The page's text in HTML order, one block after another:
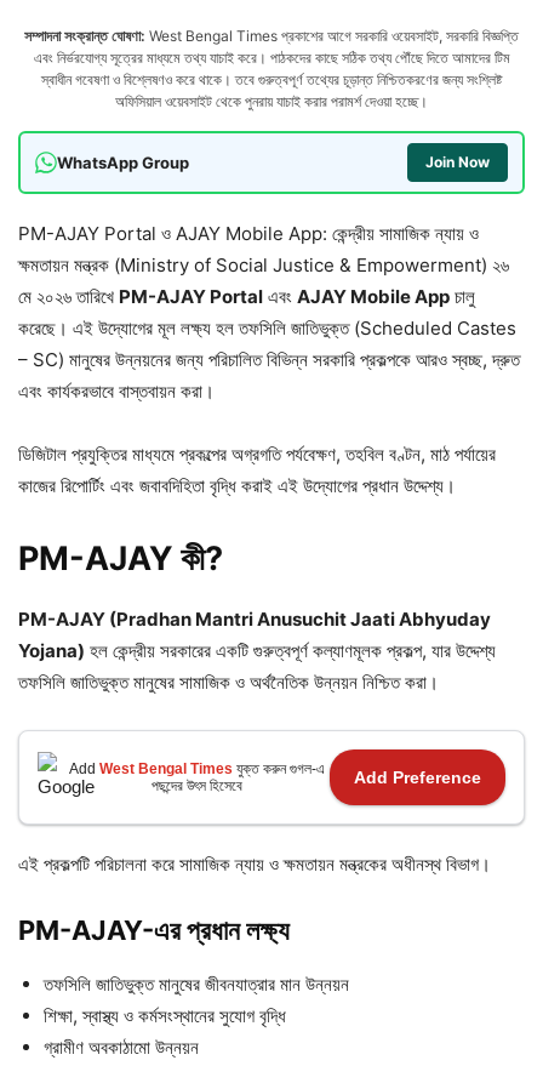
সম্পাদনা সংক্রান্ত ঘোষণা: West Bengal Times প্রকাশের আগে সরকারি ওয়েবসাইট, সরকারি বিজ্ঞপ্তি
এবং নির্ভরযোগ্য সূত্রের মাধ্যমে তথ্য যাচাই করে। পাঠকদের কাছে সঠিক তথ্য পৌঁছে দিতে আমাদের টিম
স্বাধীন গবেষণা ও বিশ্লেষণও করে থাকে। তবে গুরুত্বপূর্ণ তথ্যের চূড়ান্ত নিশ্চিতকরণের জন্য সংশ্লিষ্ট
অফিসিয়াল ওয়েবসাইট থেকে পুনরায় যাচাই করার পরামর্শ দেওয়া হচ্ছে।
WhatsApp Group Join Now
PM-AJAY Portal ও AJAY Mobile App: কেন্দ্রীয় সামাজিক ন্যায় ও
ক্ষমতায়ন মন্ত্রক (Ministry of Social Justice & Empowerment) ২৬
মে ২০২৬ তারিখে PM-AJAY Portal এবং AJAY Mobile App চালু
করেছে। এই উদ্যোগের মূল লক্ষ্য হল তফসিলি জাতিভুক্ত (Scheduled Castes
– SC) মানুষের উন্নয়নের জন্য পরিচালিত বিভিন্ন সরকারি প্রকল্পকে আরও স্বচ্ছ, দ্রুত
এবং কার্যকরভাবে বাস্তবায়ন করা।
ডিজিটাল প্রযুক্তির মাধ্যমে প্রকল্পের অগ্রগতি পর্যবেক্ষণ, তহবিল বণ্টন, মাঠ পর্যায়ের
কাজের রিপোর্টিং এবং জবাবদিহিতা বৃদ্ধি করাই এই উদ্যোগের প্রধান উদ্দেশ্য।
PM-AJAY কী?
PM-AJAY (Pradhan Mantri Anusuchit Jaati Abhyuday
Yojana) হল কেন্দ্রীয় সরকারের একটি গুরুত্বপূর্ণ কল্যাণমূলক প্রকল্প, যার উদ্দেশ্য
তফসিলি জাতিভুক্ত মানুষের সামাজিক ও অর্থনৈতিক উন্নয়ন নিশ্চিত করা।
Add West Bengal Times যুক্ত করুন গুগল-এ
পছন্দের উৎস হিসেবে
Add Preference
এই প্রকল্পটি পরিচালনা করে সামাজিক ন্যায় ও ক্ষমতায়ন মন্ত্রকের অধীনস্থ বিভাগ।
PM-AJAY-এর প্রধান লক্ষ্য
তফসিলি জাতিভুক্ত মানুষের জীবনযাত্রার মান উন্নয়ন
শিক্ষা, স্বাস্থ্য ও কর্মসংস্থানের সুযোগ বৃদ্ধি
গ্রামীণ অবকাঠামো উন্নয়ন